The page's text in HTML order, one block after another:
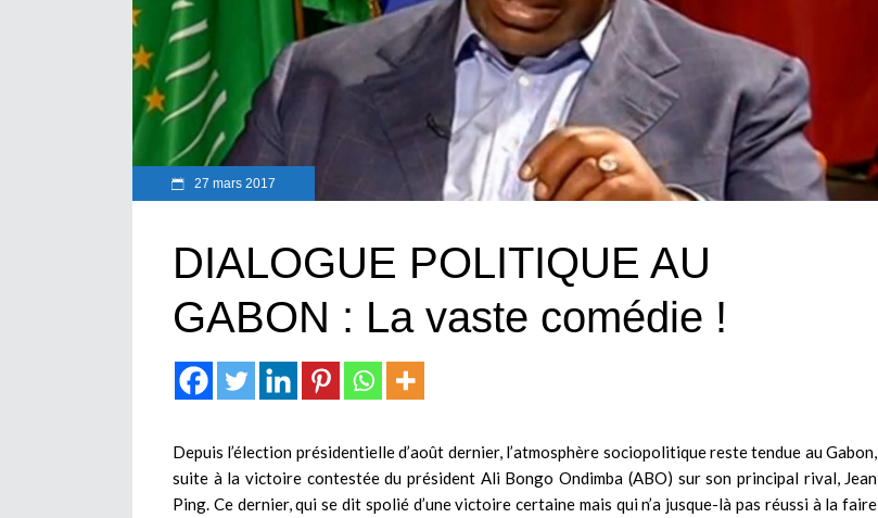
27 mars 2017
DIALOGUE POLITIQUE AU
GABON : La vaste comédie !
Depuis l’élection présidentielle d’août dernier, l’atmosphère sociopolitique reste tendue au Gabon,
suite à la victoire contestée du président Ali Bongo Ondimba (ABO) sur son principal rival, Jean
Ping. Ce dernier, qui se dit spolié d’une victoire certaine mais qui n’a jusque-là pas réussi à la faire